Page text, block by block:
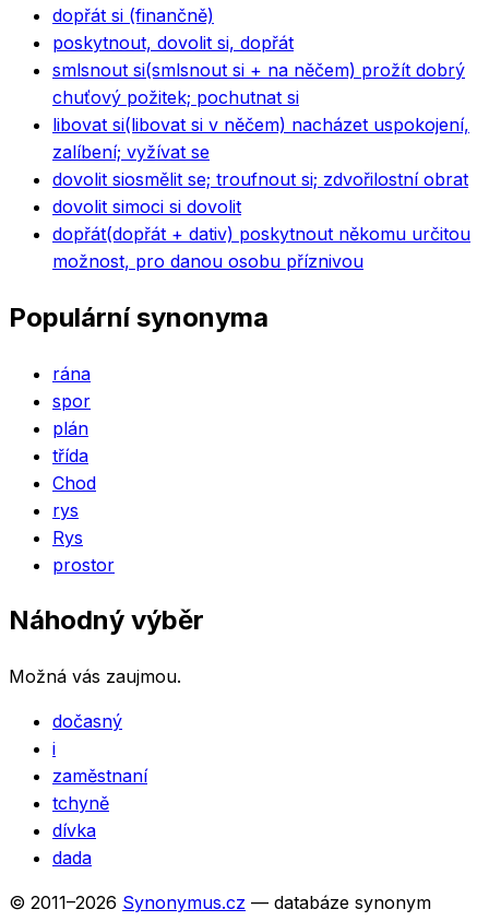
dopřát si (finančně)
poskytnout, dovolit si, dopřát
smlsnout si(smlsnout si + na něčem) prožít dobrý
chuťový požitek; pochutnat si
libovat si(libovat si v něčem) nacházet uspokojení,
zalíbení; vyžívat se
dovolit siosmělit se; troufnout si; zdvořilostní obrat
dovolit simoci si dovolit
dopřát(dopřát + dativ) poskytnout někomu určitou
možnost, pro danou osobu příznivou
Populární synonyma
rána
spor
plán
třída
Chod
rys
Rys
prostor
Náhodný výběr
Možná vás zaujmou.
dočasný
i
zaměstnaní
tchyně
dívka
dada
© 2011–2026 Synonymus.cz — databáze synonym